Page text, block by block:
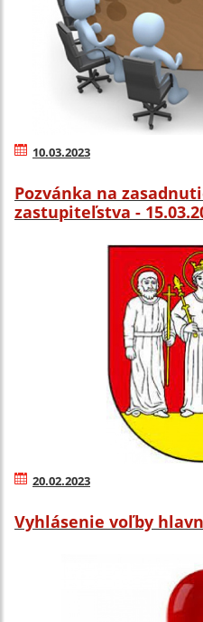
10.03.2023
Pozvánka na
zastupiteľstva -
20.02.2023
Vyhlásenie voľby